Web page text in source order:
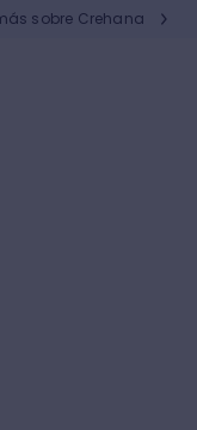
sobre Crehana